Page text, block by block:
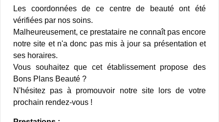
Les coordonnées de ce centre de beauté ont été
vérifiées par nos soins.
Malheureusement, ce prestataire ne connaît pas encore
notre site et n'a donc pas mis à jour sa présentation et
ses horaires.
Vous souhaitez que cet établissement propose des
Bons Plans Beauté ?
N'hésitez pas à promouvoir notre site lors de votre
prochain rendez-vous !